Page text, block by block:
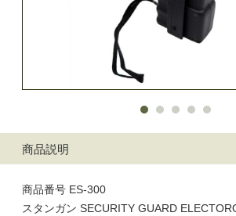
商品説明
商品番号 ES-300
スタンガン SECURITY GUARD